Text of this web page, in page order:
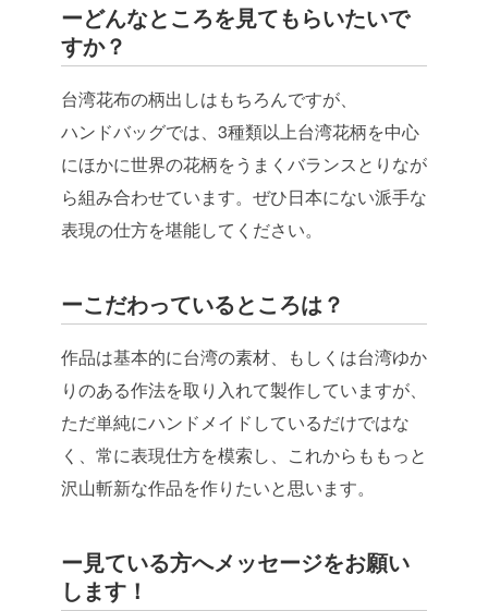
ーどんなところを見てもらいたいで
すか？
台湾花布の柄出しはもちろんですが、
ハンドバッグでは、 3種類以上台湾花柄を中心
にほかに世界の花柄をうまくバランスと りなが
ら組み合わせています。 ぜひ日本にない派手な
表現の仕方を堪能してください。
ーこだわっているところは？
作品は基本的に台湾の素材、
もしくは台湾ゆか
りのある作法を取り入れて製作していますが、
ただ単純にハンドメイドしているだけではな
く、 常に表現仕方を模索し、 これからももっと
沢山斬新な作品を作りたいと思います。
ー見ている方へメッセージをお願い
します！